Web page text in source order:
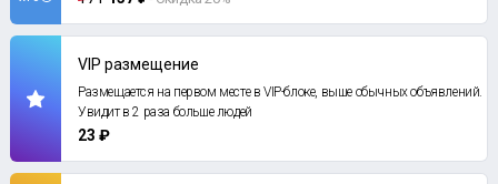
VIP размещение
Размещается на первом месте в VIP-блоке, выше обычных объявлений.
Увидит в 2 раза больше людей
23 ₽